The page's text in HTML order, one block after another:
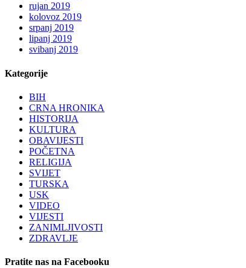
rujan 2019
kolovoz 2019
srpanj 2019
lipanj 2019
svibanj 2019
Kategorije
BIH
CRNA HRONIKA
HISTORIJA
KULTURA
OBAVIJESTI
POČETNA
RELIGIJA
SVIJET
TURSKA
USK
VIDEO
VIJESTI
ZANIMLJIVOSTI
ZDRAVLJE
Pratite nas na Facebooku